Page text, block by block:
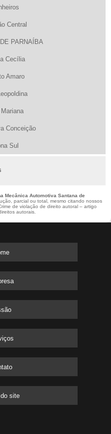
Central
PARNAÍBA
Cecília
Amaro
Conceição
Sul
Mecânica Automotiva Santana de
parcial ou total, mesmo citando nossos
de violação de direito autoral – artigo
autorais.
site